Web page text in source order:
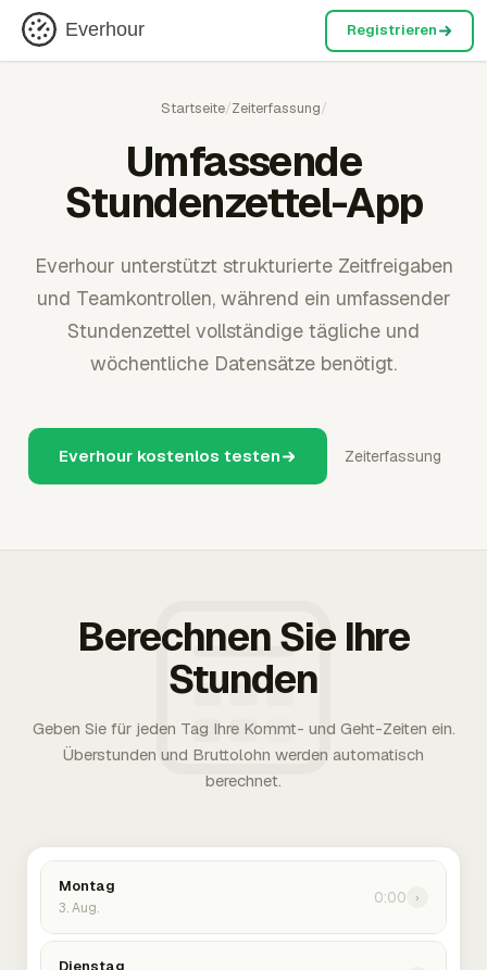
Everhour Registrieren
Startseite/Zeiterfassung/
Umfassende
Stundenzettel-App
Everhour unterstützt strukturierte Zeitfreigaben
und Teamkontrollen, während ein umfassender
Stundenzettel vollständige tägliche und
wöchentliche Datensätze benötigt.
Everhour kostenlos testen Zeiterfassung
Berechnen Sie Ihre
Stunden
Geben Sie für jeden Tag Ihre Kommt- und Geht-Zeiten ein.
Überstunden und Bruttolohn werden automatisch
berechnet.
Montag
3. Aug.
0:00 ›
Dienstag